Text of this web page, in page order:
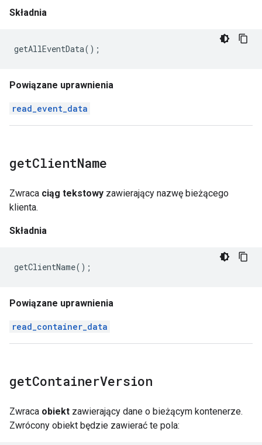
Składnia
getAllEventData();
Powiązane uprawnienia
read_event_data
getClientName
Zwraca ciąg tekstowy zawierający nazwę bieżącego
klienta.
Składnia
getClientName();
Powiązane uprawnienia
read_container_data
getContainerVersion
Zwraca obiekt zawierający dane o bieżącym kontenerze.
Zwrócony obiekt będzie zawierać te pola: